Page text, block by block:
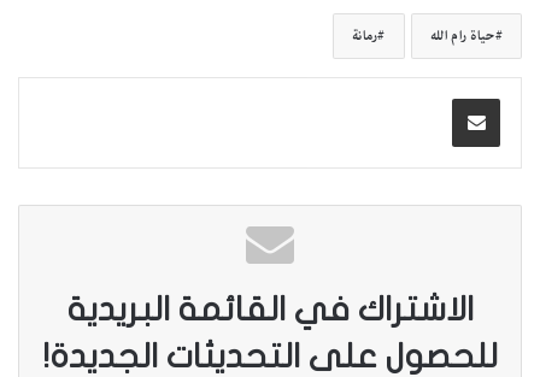
حياة رام الله رمانة
الاشتراك في القائمة البريدية
للحصول على التحديثات الجديدة!